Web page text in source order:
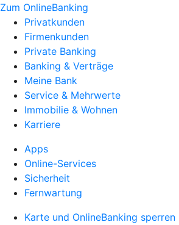
Zum OnlineBanking
Privatkunden
Firmenkunden
Private Banking
Banking & Verträge
Meine Bank
Service & Mehrwerte
Immobilie & Wohnen
Karriere
Apps
Online-Services
Sicherheit
Fernwartung
Karte und OnlineBanking sperren